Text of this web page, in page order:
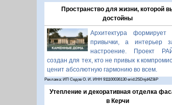
Пространство для жизни, которой
достойны
Архитектура формирует
привычки, а интерьер
настроение. Проект
создан для тех, кто не привык к
ценит абсолютную гармонию во всем.
Реклама: ИП Седов О. И. ИНН 911100036130 erid:2SDnjd4Z8iP
Утепление и декоративная отделка
в Керчи